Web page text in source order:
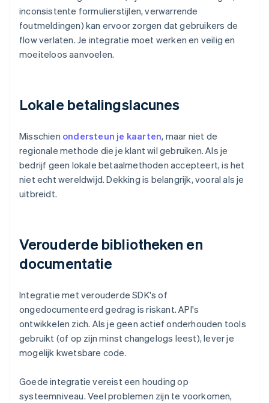
inconsistente formulierstijlen, verwarrende
foutmeldingen) kan ervoor zorgen dat gebruikers de
flow verlaten. Je integratie moet werken en veilig en
moeiteloos aanvoelen.
Lokale betalingslacunes
Misschien ondersteun je kaarten, maar niet de
regionale methode die je klant wil gebruiken. Als je
bedrijf geen lokale betaalmethoden accepteert, is het
niet echt wereldwijd. Dekking is belangrijk, vooral als je
uitbreidt.
Verouderde bibliotheken en
documentatie
Integratie met verouderde SDK's of
ongedocumenteerd gedrag is riskant. API's
ontwikkelen zich. Als je geen actief onderhouden tools
gebruikt (of op zijn minst changelogs leest), lever je
mogelijk kwetsbare code.
Goede integratie vereist een houding op
systeemniveau. Veel problemen zijn te voorkomen,